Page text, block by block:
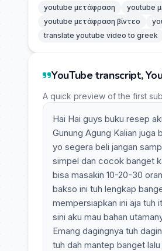
youtube μετάφραση youtube
youtube μετάφραση βίντεο
translate youtube video to greek
YouTube transcript,
A quick preview of the first
Hai Hai guys buku resep
Gunung Agung Kalian
yo segera beli jangan
simpel dan cocok banget
bisa masakin 10-20-30
bakso ini tuh lengkap
mempersiapkan ini aja tuh
sini aku mau bahan
Emang dagingnya tuh
tuh dah mantep banget